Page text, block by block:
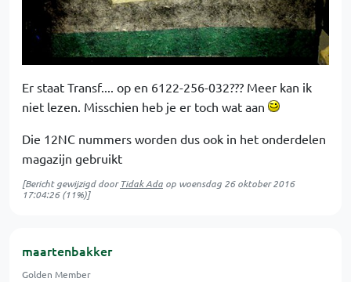
Er staat Transf.... op en 6122-256-032??? Meer kan ik
niet lezen. Misschien heb je er toch wat aan
Die 12NC nummers worden dus ook in het onderdelen
magazijn gebruikt
[Bericht gewijzigd doorTidak Ada op woensdag 26 oktober 2016
17:04:26(11%)]
maartenbakker
Golden Member